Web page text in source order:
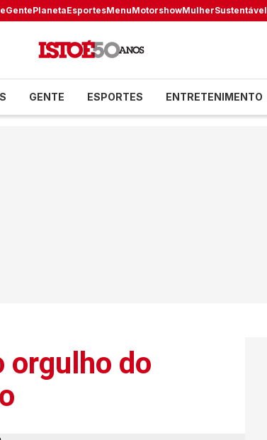
GentePlanetaEsportesMenuMotorshowMulherSustentável
GENTE ESPORTES ENTRETENIMENTO
orgulho do